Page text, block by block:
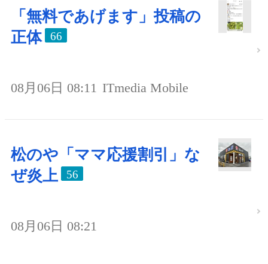
「無料であげます」投稿の
正体
66
08月06日 08:11 ITmedia Mobile
松のや「ママ応援割引」な
ぜ炎上
56
08月06日 08:21